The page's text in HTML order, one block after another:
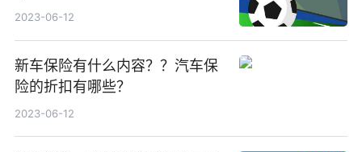
2023-06-12
新车保险有什么内容？？汽车保
险的折扣有哪些？
2023-06-12